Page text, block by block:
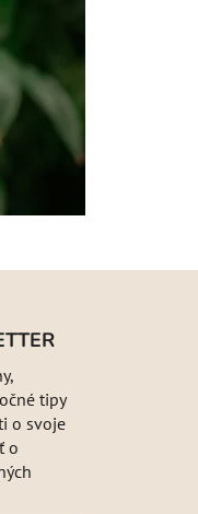
tipy
o svoje
o